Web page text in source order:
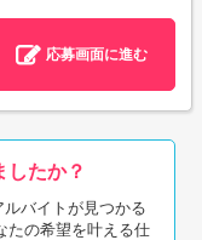
応募画面に進む
したか？
バイトが見つかる
たの希望を叶える仕